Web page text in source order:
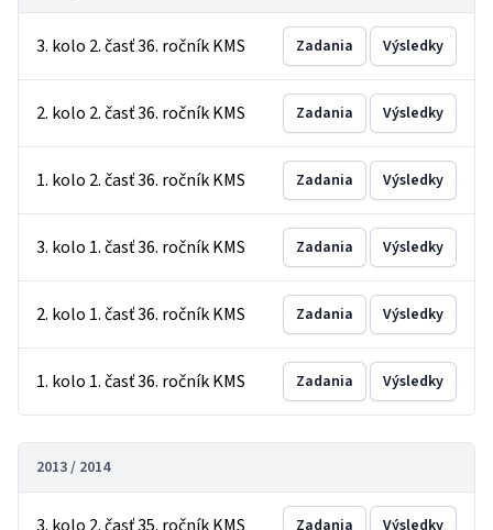
3. kolo 2. časť 36. ročník KMS Zadania Výsledky
2. kolo 2. časť 36. ročník KMS Zadania Výsledky
1. kolo 2. časť 36. ročník KMS Zadania Výsledky
3. kolo 1. časť 36. ročník KMS Zadania Výsledky
2. kolo 1. časť 36. ročník KMS Zadania Výsledky
1. kolo 1. časť 36. ročník KMS Zadania Výsledky
2013 / 2014
Zadania Výsledky